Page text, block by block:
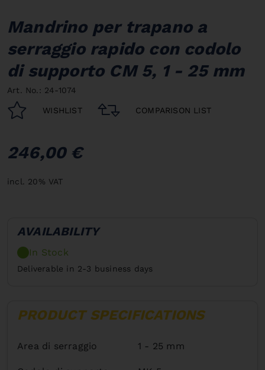
Mandrino per trapano a
serraggio rapido con codolo
di supporto CM 5, 1 - 25 mm
Art. No.: 24-1074
WISHLIST COMPARISON LIST
246,00 €
incl. 20% VAT
AVAILABILITY
In Stock
Deliverable in 2-3 business days
PRODUCT SPECIFICATIONS
Area di serraggio 1 - 25 mm